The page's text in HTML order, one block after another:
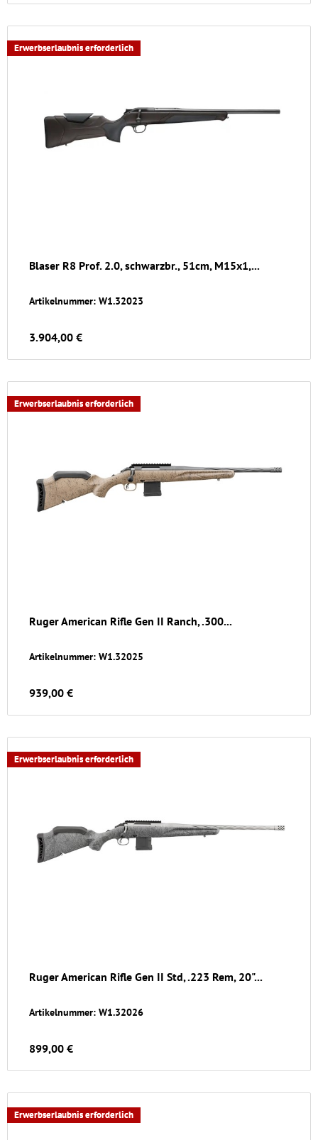
Erwerbserlaubnis erforderlich
Blaser R8 Prof. 2.0, schwarzbr., 51cm, M15x1,...
Artikelnummer: W1.32023
3.904,00 €
Erwerbserlaubnis erforderlich
Ruger American Rifle Gen II Ranch, .300...
Artikelnummer: W1.32025
939,00 €
Erwerbserlaubnis erforderlich
Ruger American Rifle Gen II Std, .223 Rem, 20"...
Artikelnummer: W1.32026
899,00 €
Erwerbserlaubnis erforderlich